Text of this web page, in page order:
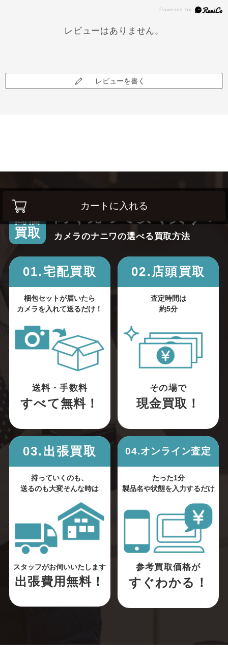
カートに入れる
レビューはありません。
レビューを書く
高価
買取
カメラのナニワの選べる買取方法
01.宅配買取
梱包セットが届いたら
カメラを入れて送るだけ！
送料・手数料
すべて無料！
02.店頭買取
査定時間は
約5分
その場で
現金買取！
03.出張買取
持っていくのも、
送るのも大変そんな時は
スタッフがお伺いいたします
出張費用無料！
04.オンライン査定
たった1分
製品名や状態を入力するだけ
参考買取価格が
すぐわかる！